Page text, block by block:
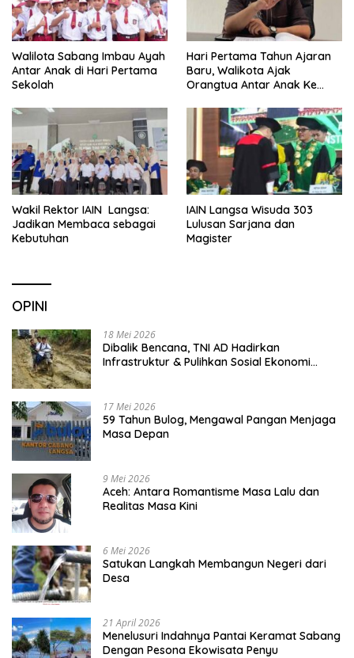
Walilota Sabang Imbau Ayah
Antar Anak di Hari Pertama
Sekolah
Hari Pertama Tahun Ajaran
Baru, Walikota Ajak
Orangtua Antar Anak Ke
Wakil Rektor IAIN Langsa:
Jadikan Membaca sebagai
Kebutuhan
IAIN Langsa Wisuda 303
Lulusan Sarjana dan
Magister
OPINI
18 Mei 2026
Dibalik Bencana, TNI AD Hadirkan
Infrastruktur & Pulihkan Sosial Ekonomi
17 Mei 2026
59 Tahun Bulog, Mengawal Pangan Menjaga
Masa Depan
9 Mei 2026
Aceh: Antara Romantisme Masa Lalu dan
Realitas Masa Kini
6 Mei 2026
Satukan Langkah Membangun Negeri dari
Desa
21 April 2026
Menelusuri Indahnya Pantai Keramat Sabang
Dengan Pesona Ekowisata Penyu